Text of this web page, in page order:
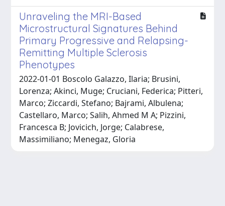
Unraveling the MRI-Based
Microstructural Signatures Behind
Primary Progressive and Relapsing-
Remitting Multiple Sclerosis
Phenotypes
2022-01-01 Boscolo Galazzo, Ilaria; Brusini,
Lorenza; Akinci, Muge; Cruciani, Federica; Pitteri,
Marco; Ziccardi, Stefano; Bajrami, Albulena;
Castellaro, Marco; Salih, Ahmed M A; Pizzini,
Francesca B; Jovicich, Jorge; Calabrese,
Massimiliano; Menegaz, Gloria